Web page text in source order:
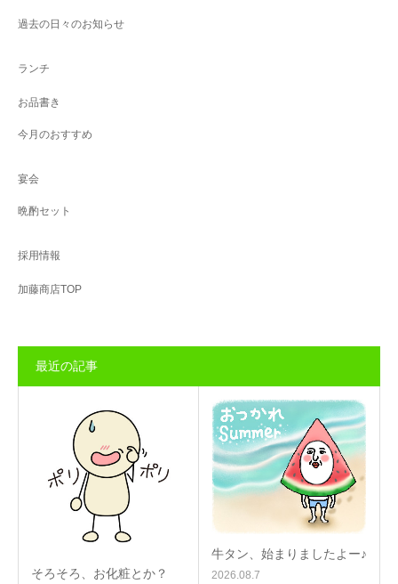
過去の日々のお知らせ
ランチ
お品書き
今月のおすすめ
宴会
晩酌セット
採用情報
加藤商店TOP
最近の記事
そろそろ、お化粧とか？
牛タン、始まりましたよー♪
2026.08.7